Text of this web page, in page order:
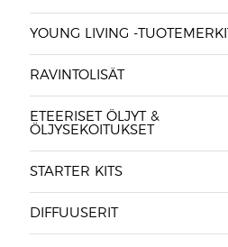
YOUNG LIVING -TUOTEMERKIT
RAVINTOLISÄT
ETEERISET ÖLJYT &
ÖLJYSEKOITUKSET
STARTER KITS
DIFFUUSERIT